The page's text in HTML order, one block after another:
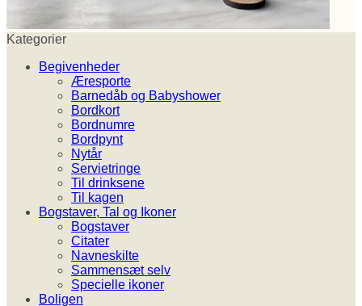
Kategorier
Begivenheder
Æresporte
Barnedåb og Babyshower
Bordkort
Bordnumre
Bordpynt
Nytår
Servietringe
Til drinksene
Til kagen
Bogstaver, Tal og Ikoner
Bogstaver
Citater
Navneskilte
Sammensæt selv
Specielle ikoner
Boligen